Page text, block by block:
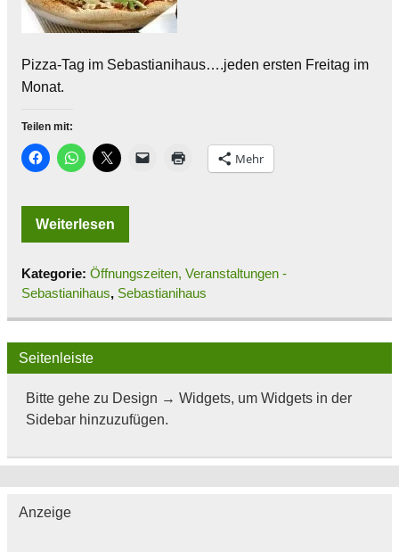
Pizza-Tag im Sebastianihaus….jeden ersten Freitag im
Monat.
Teilen mit:
Mehr
Weiterlesen
Kategorie: Öffnungszeiten, Veranstaltungen -
Sebastianihaus, Sebastianihaus
Seitenleiste
Bitte gehe zu Design → Widgets, um Widgets in der
Sidebar hinzuzufügen.
Anzeige